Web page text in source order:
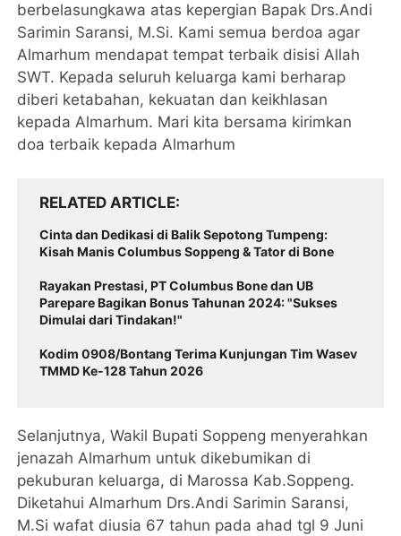
berbelasungkawa atas kepergian Bapak Drs.Andi
Sarimin Saransi, M.Si. Kami semua berdoa agar
Almarhum mendapat tempat terbaik disisi Allah
SWT. Kepada seluruh keluarga kami berharap
diberi ketabahan, kekuatan dan keikhlasan
kepada Almarhum. Mari kita bersama kirimkan
doa terbaik kepada Almarhum
RELATED ARTICLE
Cinta dan Dedikasi di Balik Sepotong Tumpeng:
Kisah Manis Columbus Soppeng & Tator di Bone
Rayakan Prestasi, PT Columbus Bone dan UB
Parepare Bagikan Bonus Tahunan 2024: "Sukses
Dimulai dari Tindakan!"
Kodim 0908/Bontang Terima Kunjungan Tim Wasev
TMMD Ke-128 Tahun 2026
Selanjutnya, Wakil Bupati Soppeng menyerahkan
jenazah Almarhum untuk dikebumikan di
pekuburan keluarga, di Marossa Kab.Soppeng.
Diketahui Almarhum Drs.Andi Sarimin Saransi,
M.Si wafat diusia 67 tahun pada ahad tgl 9 Juni